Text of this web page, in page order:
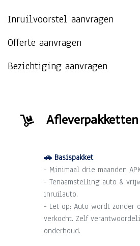
Inruilvoorstel aanvragen
Offerte aanvragen
Bezichtiging aanvragen
Afleverpakketten
🚗 Basispakket
- Minimaal drie maanden
- Tenaamstelling auto &
inruilauto.
- Let op: Auto wordt zonder
verkocht. Zelf
onderhoud.